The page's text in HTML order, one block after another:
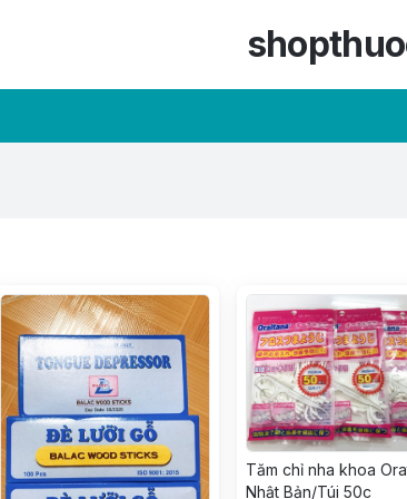
Tăm chỉ nha khoa
Nhật Bản/Túi 50c